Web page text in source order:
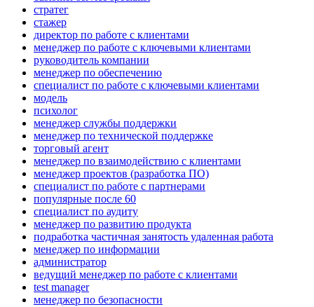
стратег
стажер
директор по работе с клиентами
менеджер по работе с ключевыми клиентами
руководитель компании
менеджер по обеспечению
специалист по работе с ключевыми клиентами
модель
психолог
менеджер службы поддержки
менеджер по технической поддержке
торговый агент
менеджер по взаимодействию с клиентами
менеджер проектов (разработка ПО)
специалист по работе с партнерами
популярные после 60
специалист по аудиту
менеджер по развитию продукта
подработка частичная занятость удаленная работа
менеджер по информации
администратор
ведущий менеджер по работе с клиентами
test manager
менеджер по безопасности